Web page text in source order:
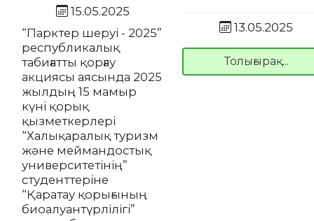
15.05.2025
“Парктер шеруі - 2025”
республикалық
табиғатты қорғау
акциясы аясында 2025
жылдың 15 мамыр
күні қорық
қызметкерлері
“Халықаралық туризм
және меймандостық
университетінің”
студенттеріне
“Қаратау қорығының
биоалуантүрлілігі”
13.05.2025
Толығырақ...